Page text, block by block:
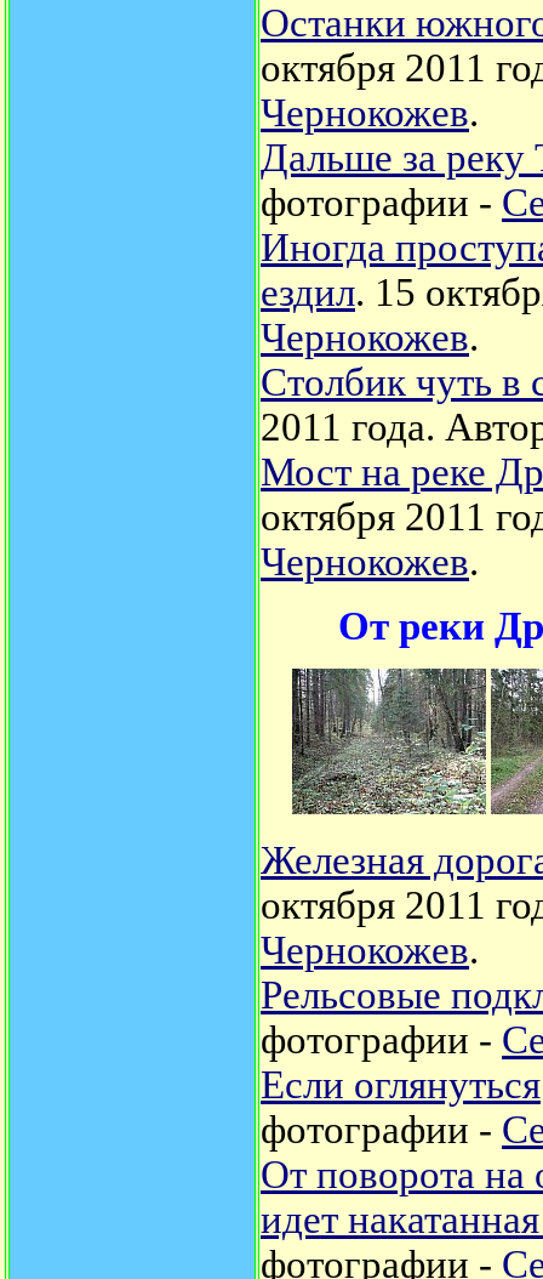
Останки
октября 2011
Чернокожев.
Дальше за реку
фотографии -
Иногда
ездил. 15
Чернокожев.
Столбик чуть в
2011 года.
Мост на реке
октября 2011
Чернокожев.
От реки
Железная
октября 2011
Чернокожев.
Рельсовые
фотографии -
Если оглянуться
фотографии -
От поворота
идет
фотографии -